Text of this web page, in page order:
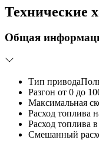
Технические
Общая
Тип привода
Разгон от 0 до
Максимальная
Расход топлива
Расход топлива
Смешанный